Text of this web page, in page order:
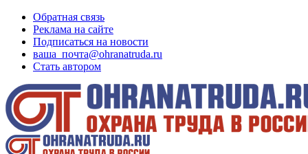
Обратная связь
Реклама на сайте
Подписаться на новости
ваша_почта@ohranatruda.ru
Стать автором